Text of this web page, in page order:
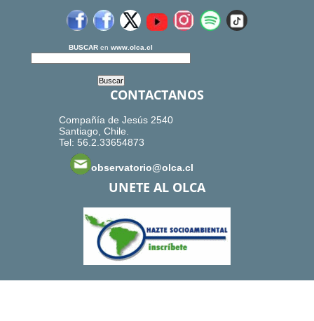
BUSCAR en www.olca.cl
CONTACTANOS
Compañía de Jesús 2540
Santiago, Chile.
Tel: 56.2.33654873
observatorio@olca.cl
UNETE AL OLCA